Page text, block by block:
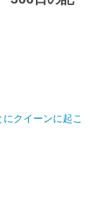
クイーンに起こ